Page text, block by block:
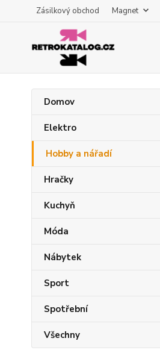
Zásilkový obchod Magnet
Domov
Elektro
Hobby a nářadí
Hračky
Kuchyň
Móda
Nábytek
Sport
Spotřební
Všechny